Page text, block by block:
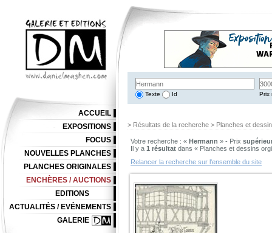
Texte Id Prix
> Résultats de la recherche > Planches et
Votre recherche : « Hermann » - Prix
Il y a 1 résultat dans « Planches et dessins
Relancer la recherche sur l'ensemble du site
ACCUEIL
EXPOSITIONS
FOCUS
NOUVELLES PLANCHES
PLANCHES ORIGINALES
ENCHÈRES / AUCTIONS
EDITIONS
ACTUALITÉS / EVÉNEMENTS
GALERIE